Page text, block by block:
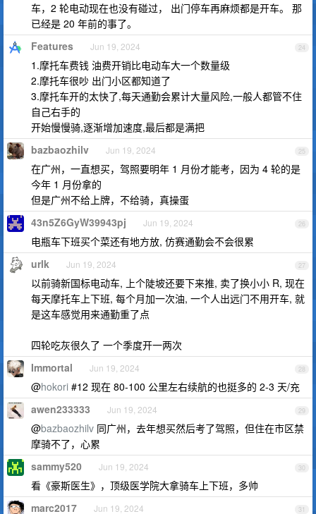
车，2 轮电动现在也没有碰过， 出门停车再麻烦都是开车。 那
已经是 20 年前的事了。
24
Features Jun 19, 2024
1.摩托车费钱 油费开销比电动车大一个数量级
2.摩托车很吵 出门小区都知道了
3.摩托车开的太快了,每天通勤会累计大量风险,一般人都管不住
自己右手的
开始慢慢骑,逐渐增加速度,最后都是满把
25
bazbaozhilv Jun 19, 2024
在广州，一直想买，驾照要明年 1 月份才能考，因为 4 轮的是
今年 1 月份拿的
但是广州不给上牌，不给骑，真操蛋
26
43n5Z6GyW39943pj Jun 19, 2024
电瓶车下班买个菜还有地方放, 仿赛通勤会不会很累
27
urlk Jun 19, 2024
以前骑新国标电动车, 上个陡坡还要下来推, 卖了换小小 R, 现在
每天摩托车上下班, 每个月加一次油, 一个人出远门不用开车, 就
是这车感觉用来通勤重了点
四轮吃灰很久了 一个季度开一两次
28
Immortal Jun 19, 2024
@hokori #12 现在 80-100 公里左右续航的也挺多的 2-3 天/充
29
awen233333 Jun 19, 2024
@bazbaozhilv 同广州，去年想买然后考了驾照，但住在市区禁
摩骑不了，心累
30
sammy520 Jun 19, 2024
看《豪斯医生》，顶级医学院大拿骑车上下班，多帅
31
marc2017 Jun 19, 2024